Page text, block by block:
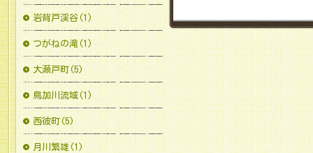
岩背戸渓谷(1)
つがねの滝(1)
大瀬戸町(5)
鳥加川流域(1)
西彼町(5)
月川繁雄(1)